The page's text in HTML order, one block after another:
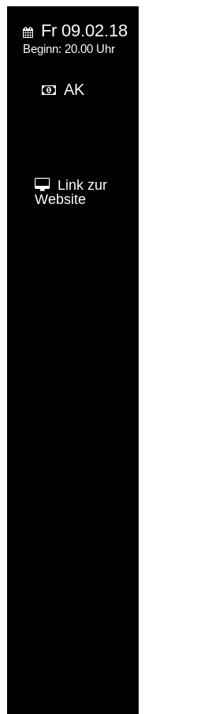
Fr 09.02.18
Beginn: 20.00 Uhr
AK
Link zur
Website